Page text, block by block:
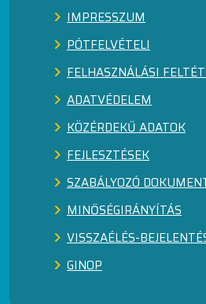
IMPRESSZUM
PÓTFELVÉTELI
FELHASZNÁLÁSI
ADATVÉDELEM
KÖZÉRDEKŰ ADATOK
FEJLESZTÉSEK
SZABÁLYOZÓ
MINŐSÉGIRÁNYÍTÁS
VISSZAÉLÉS-
GINOP